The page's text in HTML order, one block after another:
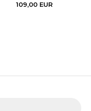
109,00 EUR